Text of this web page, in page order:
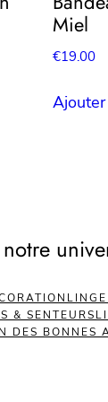
Miel
€19.00
& SENTEURS
DES BONNES